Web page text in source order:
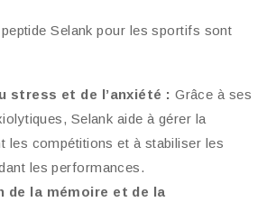
Selank pour les sportifs sont
stress et de l’anxiété : Grâce à ses
Selank aide à gérer la
les compétitions et à stabiliser les
les performances.
de la mémoire et de la